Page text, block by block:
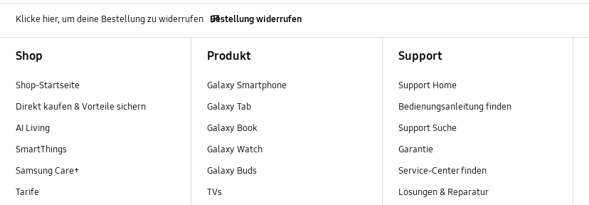
Klicke hier, um deine Bestellung zu widerrufen Bestellung widerrufen
Shop
Shop-Startseite
Direkt kaufen & Vorteile sichern
AI Living
SmartThings
Samsung Care+
Tarife
Produkt
Galaxy Smartphone
Galaxy Tab
Galaxy Book
Galaxy Watch
Galaxy Buds
TVs
Support
Support Home
Bedienungsanleitung finden
Support Suche
Garantie
Service-Center finden
Lösungen & Reparatur